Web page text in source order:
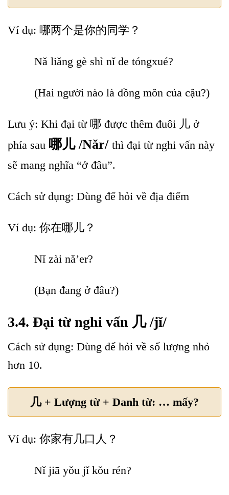
Ví dụ: 哪两个是你的同学？
Nǎ liǎng gè shì nǐ de tóngxué?
(Hai người nào là đồng môn của cậu?)
Lưu ý: Khi đại từ 哪 được thêm đuôi 儿 ở
phía sau 哪儿 /Nǎr/ thì đại từ nghi vấn này
sẽ mang nghĩa “ở đâu”.
Cách sử dụng: Dùng để hỏi về địa điểm
Ví dụ: 你在哪儿？
Nǐ zài nǎ’er?
(Bạn đang ở đâu?)
3.4. Đại từ nghi vấn 几 /jǐ/
Cách sử dụng: Dùng để hỏi về số lượng nhỏ
hơn 10.
几 + Lượng từ + Danh từ: … mấy?
Ví dụ: 你家有几口人？
Nǐ jiā yǒu jǐ kǒu rén?